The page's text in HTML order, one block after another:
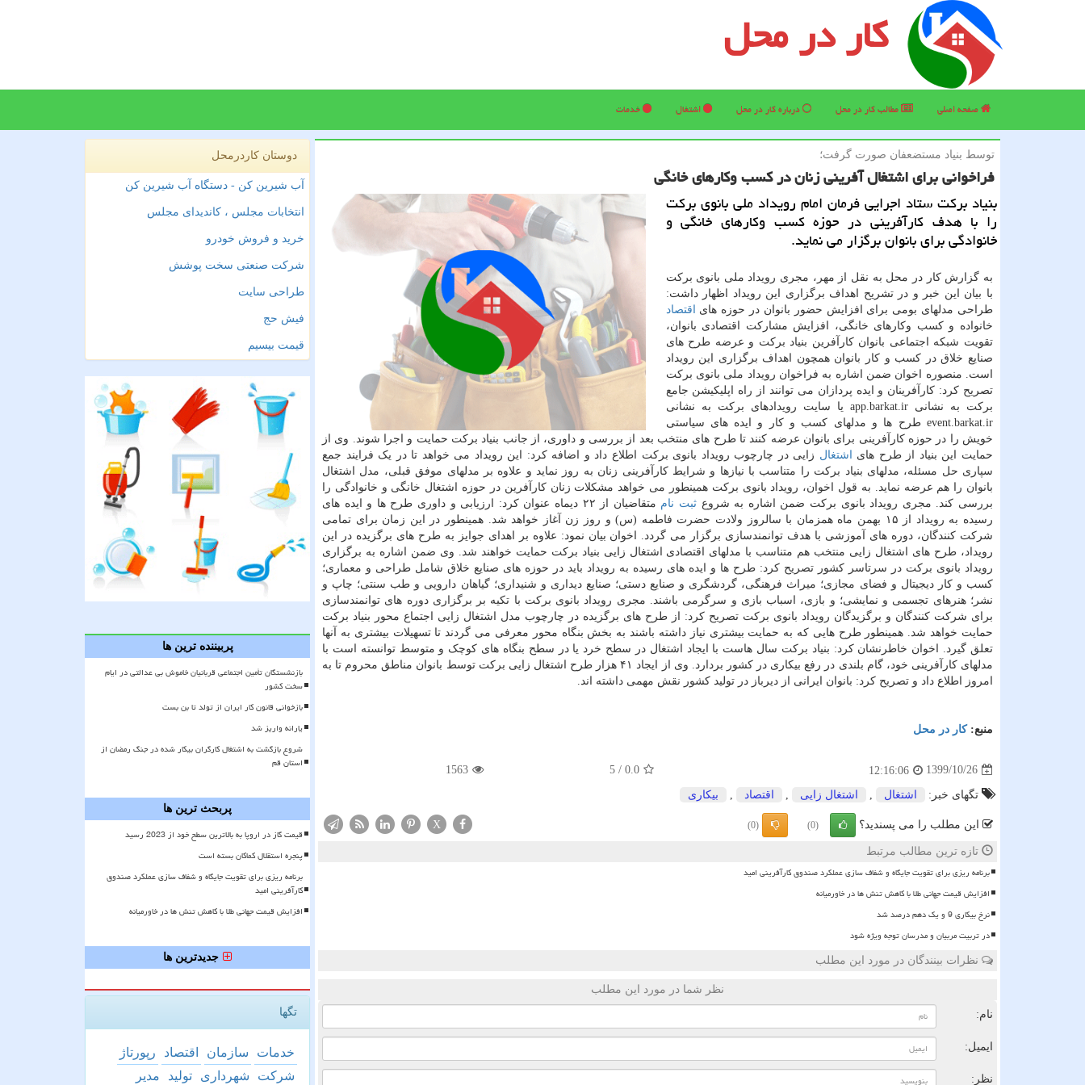
کار در محل
صفحه اصلی مطالب كار در محل درباره كار در محل اشتغال خدمات
توسط بنیاد مستضعفان صورت گرفت؛
فراخوانی برای اشتغال آفرینی زنان در كسب وكارهای خانگی
بنیاد برکت ستاد اجرایی فرمان امام رویداد ملی بانوی برکت
را با هدف کارآفرینی در حوزه کسب وکارهای خانگی و
خانوادگی برای بانوان برگزار می نماید.
به گزارش کار در محل به نقل از مهر، مجری رویداد ملی بانوی برکت
با بیان این خبر و در تشریح اهداف برگزاری این رویداد اظهار داشت:
طراحی مدلهای بومی برای افزایش حضور بانوان در حوزه های
اقتصاد
خانواده و کسب وکارهای خانگی، افزایش مشارکت اقتصادی بانوان،
تقویت شبکه اجتماعی بانوان کارآفرین بنیاد برکت و عرضه طرح های
صنایع خلاق در کسب و کار بانوان همچون اهداف برگزاری این رویداد
است. منصوره اخوان ضمن اشاره به فراخوان رویداد ملی بانوی برکت
تصریح کرد: کارآفرینان و ایده پردازان می توانند از راه اپلیکیشن جامع
برکت به نشانی app.barkat.ir یا سایت رویدادهای برکت به نشانی
event.barkat.ir طرح ها و مدلهای کسب و کار و ایده های سیاستی
خویش را در حوزه کارآفرینی برای بانوان عرضه کنند تا طرح های منتخب بعد از بررسی و داوری، از جانب بنیاد برکت حمایت و اجرا شوند. وی از
حمایت این بنیاد از طرح های
اشتغال زایی در چارچوب رویداد بانوی برکت اطلاع داد و اضافه کرد: این رویداد می خواهد تا در یک فرایند جمع
سپاری حل مسئله، مدلهای بنیاد برکت را متناسب با نیازها و شرایط کارآفرینی زنان به روز نماید و علاوه بر مدلهای موفق قبلی، مدل اشتغال
بانوان را هم عرضه نماید. به قول اخوان، رویداد بانوی برکت همینطور می خواهد مشکلات زنان کارآفرین در حوزه اشتغال خانگی و خانوادگی را
بررسی کند. مجری رویداد بانوی برکت ضمن اشاره به شروع ثبت نام
متقاضیان از ۲۲ دیماه عنوان کرد: ارزیابی و داوری طرح ها و ایده های
رسیده به رویداد از ۱۵ بهمن ماه همزمان با سالروز ولادت حضرت فاطمه (س) و روز زن آغاز خواهد شد. همینطور در این زمان برای تمامی
شرکت کنندگان، دوره های آموزشی با هدف توانمندسازی برگزار می گردد. اخوان بیان نمود: علاوه بر اهدای جوایز به طرح های برگزیده در این
رویداد، طرح های اشتغال زایی منتخب هم متناسب با مدلهای اقتصادی اشتغال زایی بنیاد برکت حمایت خواهند شد. وی ضمن اشاره به برگزاری
رویداد بانوی برکت در سرتاسر کشور تصریح کرد: طرح ها و ایده های رسیده به رویداد باید در حوزه های صنایع خلاق شامل طراحی و معماری؛
کسب و کار دیجیتال و فضای مجازی؛ میراث فرهنگی، گردشگری و صنایع دستی؛ صنایع دیداری و شنیداری؛ گیاهان دارویی و طب سنتی؛ چاپ و
نشر؛ هنرهای تجسمی و نمایشی؛ و بازی، اسباب بازی و سرگرمی باشند. مجری رویداد بانوی برکت با تکیه بر برگزاری دوره های توانمندسازی
برای شرکت کنندگان و برگزیدگان رویداد بانوی برکت تصریح کرد: از طرح های برگزیده در چارچوب مدل اشتغال زایی اجتماع محور بنیاد برکت
حمایت خواهد شد. همینطور طرح هایی که به حمایت بیشتری نیاز داشته باشند به بخش بنگاه محور معرفی می گردند تا تسهیلات بیشتری به آنها
تعلق گیرد. اخوان خاطرنشان کرد: بنیاد برکت سال هاست با ایجاد اشتغال در سطح خرد یا در سطح بنگاه های کوچک و متوسط توانسته است با
مدلهای کارآفرینی خود، گام بلندی در رفع بیکاری در کشور بردارد. وی از ایجاد ۴۱ هزار طرح اشتغال زایی برکت توسط بانوان مناطق محروم تا به
امروز اطلاع داد و تصریح کرد: بانوان ایرانی از دیرباز در تولید کشور نقش مهمی داشته اند.
منبع:كار در محل
1399/10/26
12:16:06
0.0
/
5
1563
تگهای خبر: اشتغال اشتغال زایی اقتصاد بیكاری
این مطلب را می پسندید؟ (0)
(0)
X
تازه ترین مطالب مرتبط
برنامه ریزی برای تقویت جایگاه و شفاف سازی عملکرد صندوق کارآفرینی امید
افزایش قیمت جهانی طلا با کاهش تنش ها در خاورمیانه
نرخ بیکاری 9 و یک دهم درصد شد
در تربیت مربیان و مدرسان توجه ویژه شود
نظرات بینندگان در مورد این مطلب
نظر شما در مورد این مطلب
نام:
ایمیل:
نظر:
دوستان کاردرمحل
آب شیرین کن - دستگاه آب شیرین کن
انتخابات مجلس ، کاندیدای مجلس
خرید و فروش خودرو
شرکت صنعتی سخت پوشش
طراحی سایت
فیش حج
قیمت بیسیم
پربیننده ترین ها
بازنشستگان تأمین اجتماعی قربانیان خاموش بی عدالتی در ایام
سخت کشور
بازخوانی قانون کار ایران از تولد تا بن بست
یارانه واریز شد
شروع بازگشت به اشتغال کارگران بیکار شده در جنگ رمضان از
استان قم
پربحث ترین ها
قیمت گاز در اروپا به بالاترین سطح خود از 2023 رسید
پنجره استقلال کماکان بسته است
برنامه ریزی برای تقویت جایگاه و شفاف سازی عملکرد صندوق
کارآفرینی امید
افزایش قیمت جهانی طلا با کاهش تنش ها در خاورمیانه
جدیدترین ها
تگها
خدمات سازمان اقتصاد
رپورتاژ
شركت
شهرداری تولید مدیر